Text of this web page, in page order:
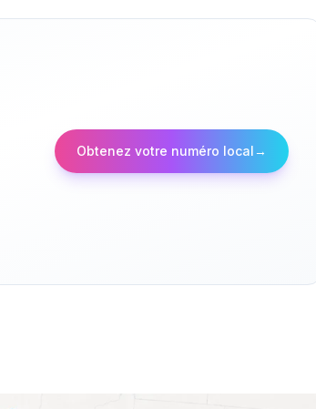
Obtenez votre numéro local→